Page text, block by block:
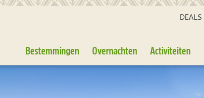
DEALS
Bestemmingen Overnachten Activiteiten